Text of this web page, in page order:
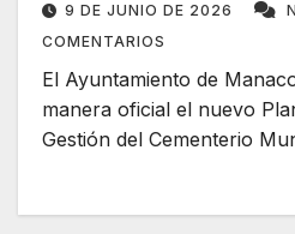
9 DE JUNIO DE 2026
COMENTARIOS
El Ayuntamiento de
manera oficial el nuevo
Gestión del Cementerio